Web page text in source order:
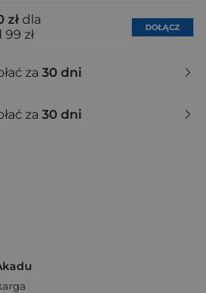
zł dla
zł
DOŁĄCZ
za 30 dni
za 30 dni